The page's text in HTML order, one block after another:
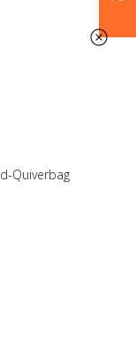
Quiverbag